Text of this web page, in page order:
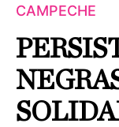
CAMPECHE